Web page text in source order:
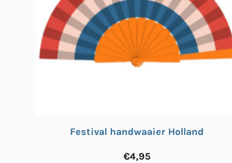
Festival handwaaier Holland
€4,95